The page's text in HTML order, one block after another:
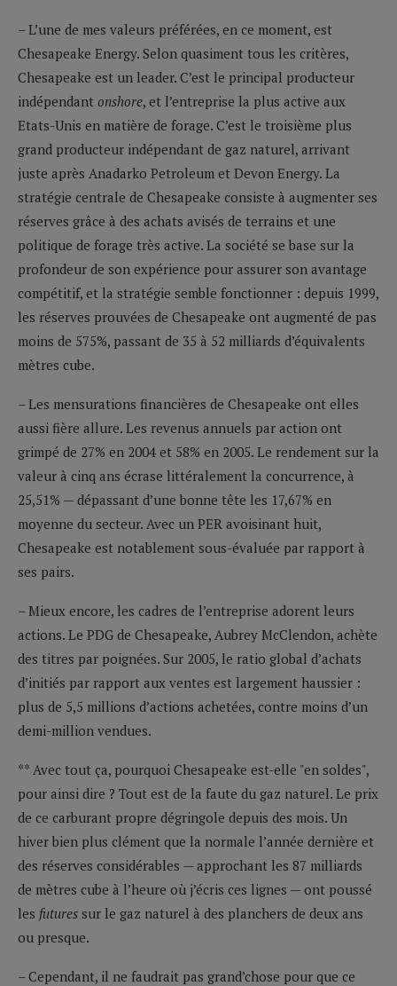
– L’une de mes valeurs préférées, en ce moment, est
Chesapeake Energy. Selon quasiment tous les critères,
Chesapeake est un leader. C’est le principal producteur
indépendant onshore, et l’entreprise la plus active aux
Etats-Unis en matière de forage. C’est le troisième plus
grand producteur indépendant de gaz naturel, arrivant
juste après Anadarko Petroleum et Devon Energy. La
stratégie centrale de Chesapeake consiste à augmenter ses
réserves grâce à des achats avisés de terrains et une
politique de forage très active. La société se base sur la
profondeur de son expérience pour assurer son avantage
compétitif, et la stratégie semble fonctionner : depuis 1999,
les réserves prouvées de Chesapeake ont augmenté de pas
moins de 575%, passant de 35 à 52 milliards d’équivalents
mètres cube.
– Les mensurations financières de Chesapeake ont elles
aussi fière allure. Les revenus annuels par action ont
grimpé de 27% en 2004 et 58% en 2005. Le rendement sur la
valeur à cinq ans écrase littéralement la concurrence, à
25,51% — dépassant d’une bonne tête les 17,67% en
moyenne du secteur. Avec un PER avoisinant huit,
Chesapeake est notablement sous-évaluée par rapport à
ses pairs.
– Mieux encore, les cadres de l’entreprise adorent leurs
actions. Le PDG de Chesapeake, Aubrey McClendon, achète
des titres par poignées. Sur 2005, le ratio global d’achats
d’initiés par rapport aux ventes est largement haussier :
plus de 5,5 millions d’actions achetées, contre moins d’un
demi-million vendues.
** Avec tout ça, pourquoi Chesapeake est-elle "en soldes",
pour ainsi dire ? Tout est de la faute du gaz naturel. Le prix
de ce carburant propre dégringole depuis des mois. Un
hiver bien plus clément que la normale l’année dernière et
des réserves considérables — approchant les 87 milliards
de mètres cube à l’heure où j’écris ces lignes — ont poussé
les futures sur le gaz naturel à des planchers de deux ans
ou presque.
– Cependant, il ne faudrait pas grand’chose pour que ce